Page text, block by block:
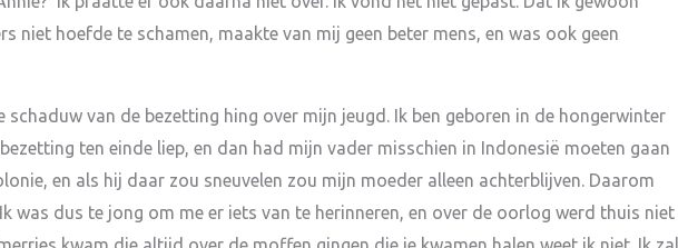
niet hoefde te schamen, maakte van mij geen beter mens, en was ook geen
schaduw van de bezetting hing over mijn jeugd. Ik ben geboren in de hongerwinter
ten einde liep, en dan had mijn vader misschien in Indonesië moeten gaan
en als hij daar zou sneuvelen zou mijn moeder alleen achterblijven. Daarom
was dus te jong om me er iets van te herinneren, en over de oorlog werd thuis niet